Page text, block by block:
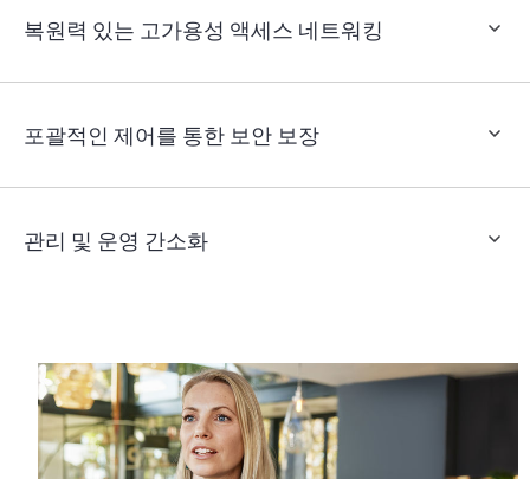
복원력 있는 고가용성 액세스 네트워킹
포괄적인 제어를 통한 보안 보장
관리 및 운영 간소화